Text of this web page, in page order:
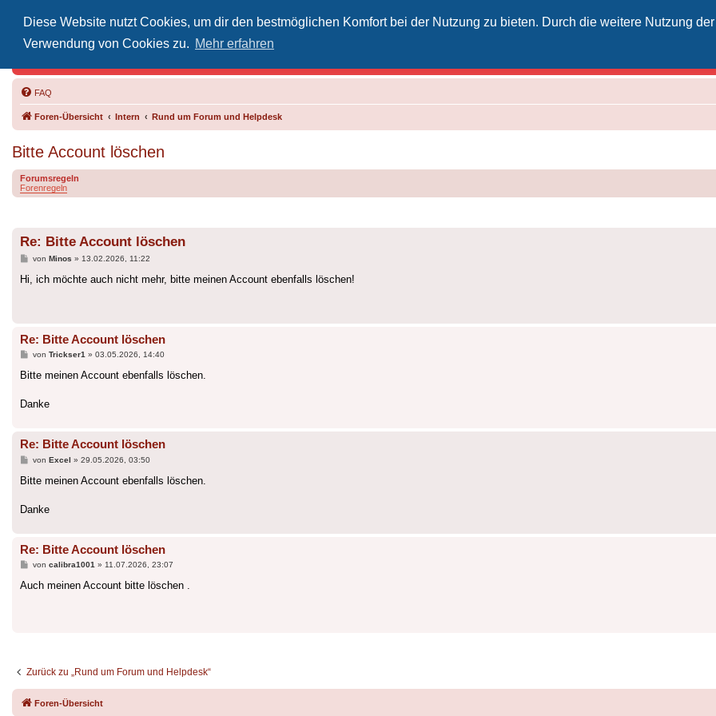
Diese Website nutzt Cookies, um dir den bestmöglichen Komfort bei der Nutzung zu bieten. Durch die weitere Nutzung
Verwendung von Cookies zu. Mehr erfahren
FAQ
Foren-Übersicht Intern Rund um Forum und Helpdesk
Bitte Account löschen
Forumsregeln
Forenregeln
Re: Bitte Account löschen
Beitrag
von Minos » 13.02.2026, 11:22
Hi, ich möchte auch nicht mehr, bitte meinen Account ebenfalls löschen!
Re: Bitte Account löschen
Beitrag
von Trickser1 » 03.05.2026, 14:40
Bitte meinen Account ebenfalls löschen.
Danke
Re: Bitte Account löschen
Beitrag
von Excel » 29.05.2026, 03:50
Bitte meinen Account ebenfalls löschen.
Danke
Re: Bitte Account löschen
Beitrag
von calibra1001 » 11.07.2026, 23:07
Auch meinen Account bitte löschen .
Zurück zu „Rund um Forum und Helpdesk“
Foren-Übersicht